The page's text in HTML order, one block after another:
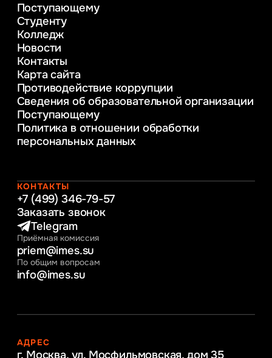
Психолого-педагогическое
консультирование и медиация
в образовании
Веб-дизайн
Управление инновационным развитием
предприятия
Уголовное право
Информационные технологии в бизнесе
Информационное и программное
обеспечение бизнес процессов
Управление человеческими ресурсами
Интернет-маркетинг
Поступающему
Студенту
Колледж
Новости
Контакты
Карта сайта
Противодействие коррупции
Сведения об образовательной организации
Поступающему
Политика в отношении обработки
персональных данных
КОНТАКТЫ
+7 (499) 346-79-57
Заказать звонок
Telegram
Приёмная комиссия
priem@imes.su
По общим вопросам
info@imes.su
АДРЕС
г. Москва, ул. Мосфильмовская, дом 35